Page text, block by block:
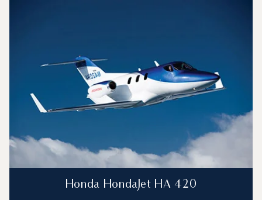
Honda HondaJet HA 420